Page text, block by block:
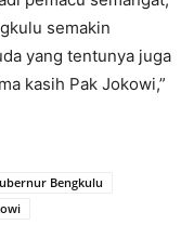
semakin
yang tentunya juga
kasih Pak Jokowi,”
Bengkulu